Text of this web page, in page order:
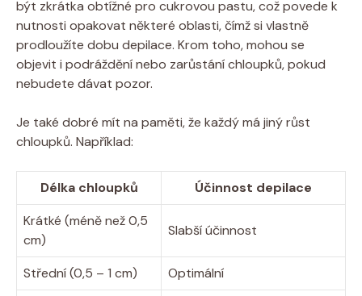
být zkrátka‌ obtížné pro⁢ cukrovou pastu,‍ což povede k
nutnosti opakovat některé oblasti, ​čímž si ⁤vlastně
prodloužíte dobu depilace. Krom toho, mohou se
objevit i podráždění nebo zarůstání chloupků, pokud
nebudete dávat pozor.
Je také ⁢dobré mít na paměti, že každý má ⁢jiný růst
chloupků. Například:
Délka chloupků
Účinnost depilace
Krátké (méně než 0,5
cm)
Slabší účinnost
Střední (0,5 – 1⁢ cm) Optimální